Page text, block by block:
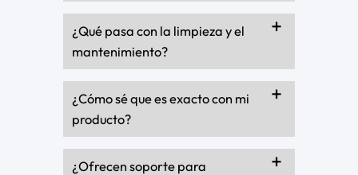
¿Qué pasa con la limpieza y el
mantenimiento?
¿Cómo sé que es exacto con mi
producto?
¿Ofrecen soporte para